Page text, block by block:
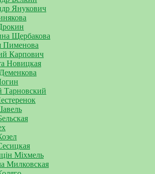
Янукович
Щербакова
Пименова
Карпович
Новицкая
Тарновский
Міхмель
Милковская